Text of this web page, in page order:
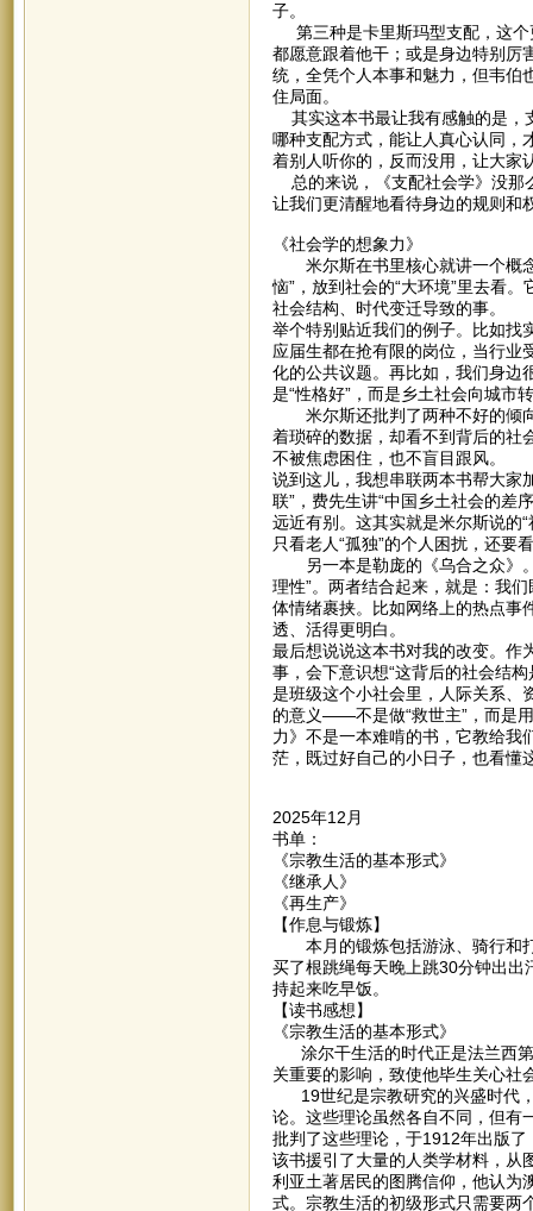
子。
第三种是卡里斯玛型支配，这个
都愿意跟着他干；或是身边特别厉
统，全凭个人本事和魅力，但韦伯
住局面。
其实这本书最让我有感触的是，
哪种支配方式，能让人真心认同，
着别人听你的，反而没用，让大家
总的来说，《支配社会学》没那
让我们更清醒地看待身边的规则和
《社会学的想象力》
米尔斯在书里核心就讲一个概念
恼”，放到社会的“大环境”里去看
社会结构、时代变迁导致的事。
举个特别贴近我们的例子。比如找
应届生都在抢有限的岗位，当行业
化的公共议题。再比如，我们身边
是“性格好”，而是乡土社会向城市
米尔斯还批判了两种不好的倾向
着琐碎的数据，却看不到背后的社
不被焦虑困住，也不盲目跟风。
说到这儿，我想串联两本书帮大家
联”，费先生讲“中国乡土社会的
远近有别。这其实就是米尔斯说的
只看老人“孤独”的个人困扰，还要
另一本是勒庞的《乌合之众》。
理性”。两者结合起来，就是：我
体情绪裹挟。比如网络上的热点事
透、活得更明白。
最后想说说这本书对我的改变。作
事，会下意识想“这背后的社会结
是班级这个小社会里，人际关系、
的意义——不是做“救世主”，而是
力》不是一本难啃的书，它教给我
茫，既过好自己的小日子，也看懂
2025年12月
书单：
《宗教生活的基本形式》
《继承人》
《再生产》
【作息与锻炼】
本月的锻炼包括游泳、骑行和打
买了根跳绳每天晚上跳30分钟出
持起来吃早饭。
【读书感想】
《宗教生活的基本形式》
涂尔干生活的时代正是法兰西第
关重要的影响，致使他毕生关心
19世纪是宗教研究的兴盛时代，
论。这些理论虽然各自不同，但有
批判了这些理论，于1912年出版
该书援引了大量的人类学材料，从
利亚土著居民的图腾信仰，他认为
式。宗教生活的初级形式只需要两